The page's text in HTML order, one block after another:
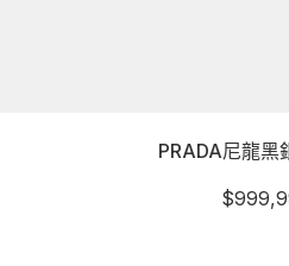
PRADA尼龍黑
$